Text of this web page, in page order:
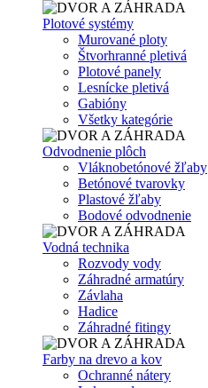
Plotové systémy
Murované ploty
Štvorhranné pletivá
Plotové panely
Lesnícke pletivá
Gabióny
Všetky kategórie
Odvodnenie plôch
Vláknobetónové žľaby
Betónové tvarovky
Plastové žľaby
Bodové odvodnenie
Vodná technika
Rozvody vody
Záhradné armatúry
Závlaha
Hadice
Záhradné fitingy
Farby na drevo a kov
Ochranné nátery